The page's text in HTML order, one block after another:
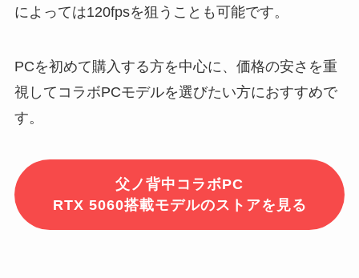
によっては120fpsを狙うことも可能です。
PCを初めて購入する方を中心に、価格の安さを重
視してコラボPCモデルを選びたい方におすすめで
す。
父ノ背中コラボPC
RTX 5060搭載モデルのストアを見る